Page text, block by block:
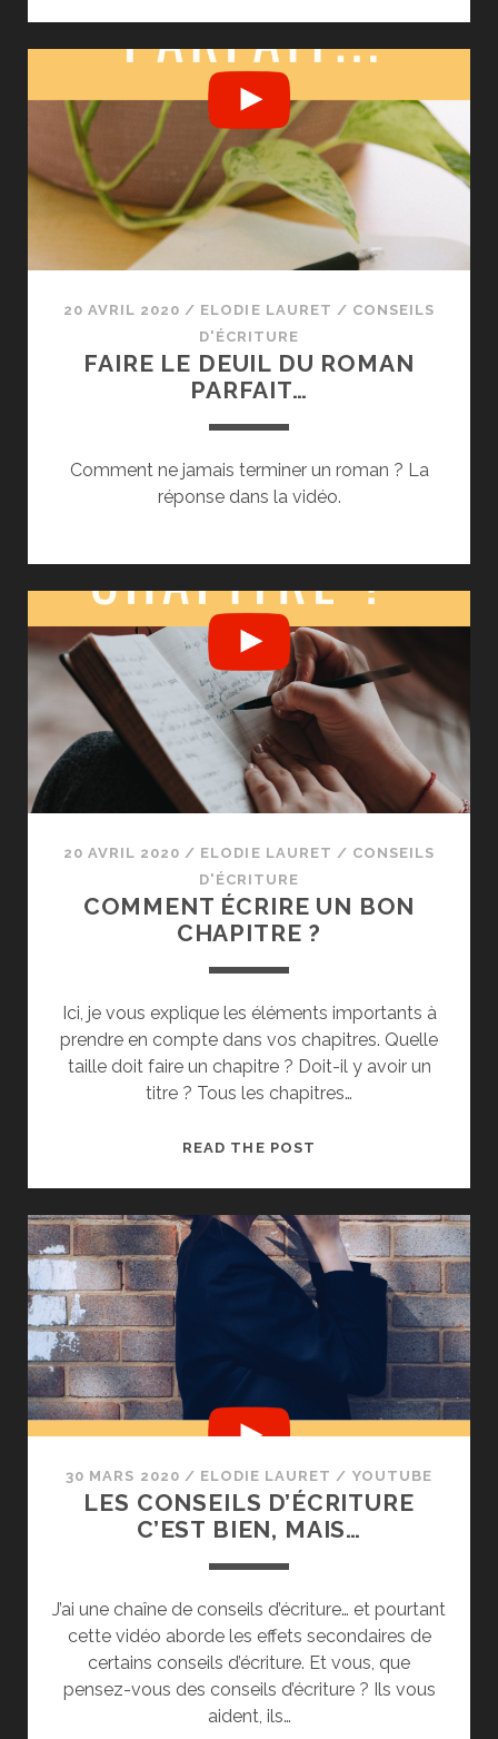
ROMAN
LA
MÉTHODE
SAVE
THE
20 AVRIL 2020 / ELODIE LAURET / CONSEILS
D'ÉCRITURE
FAIRE LE DEUIL DU ROMAN
PARFAIT…
Comment ne jamais terminer un roman ? La
réponse dans la vidéo.
20 AVRIL 2020 / ELODIE LAURET / CONSEILS
D'ÉCRITURE
COMMENT ÉCRIRE UN BON
CHAPITRE ?
Ici, je vous explique les éléments importants à
prendre en compte dans vos chapitres. Quelle
taille doit faire un chapitre ? Doit-il y avoir un
titre ? Tous les chapitres…
READ THE POST
BON
CHAPITRE
30 MARS 2020 / ELODIE LAURET / YOUTUBE
LES CONSEILS D’ÉCRITURE
C’EST BIEN, MAIS…
J’ai une chaîne de conseils d’écriture… et pourtant
cette vidéo aborde les effets secondaires de
certains conseils d’écriture. Et vous, que
pensez-vous des conseils d’écriture ? Ils vous
aident, ils…